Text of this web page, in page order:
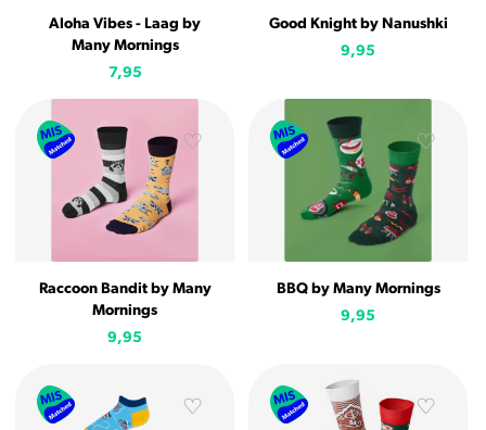
Aloha Vibes - Laag by
Many Mornings
7,95
Good Knight by Nanushki
9,95
Raccoon Bandit by Many
Mornings
9,95
BBQ by Many Mornings
9,95